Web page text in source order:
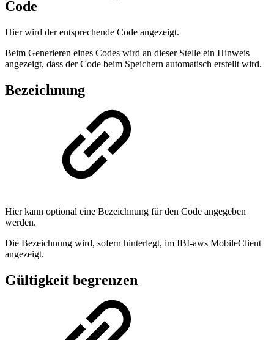
Code
Hier wird der entsprechende Code angezeigt.
Beim Generieren eines Codes wird an dieser Stelle ein Hinweis
angezeigt, dass der Code beim Speichern automatisch erstellt wird.
Bezeichnung
Hier kann optional eine Bezeichnung für den Code angegeben
werden.
Die Bezeichnung wird, sofern hinterlegt, im IBI-aws MobileClient
angezeigt.
Gültigkeit begrenzen